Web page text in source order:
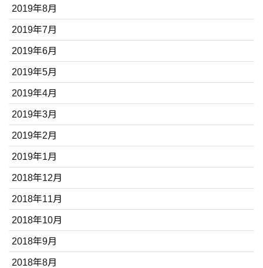
2019年8月
2019年7月
2019年6月
2019年5月
2019年4月
2019年3月
2019年2月
2019年1月
2018年12月
2018年11月
2018年10月
2018年9月
2018年8月